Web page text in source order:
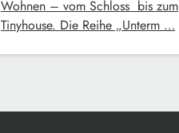
Wohnen – vom Schloss bis zum
Tinyhouse. Die Reihe „Unterm …